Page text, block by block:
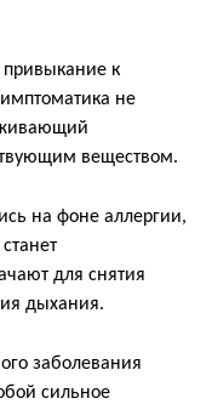
привыкание к
не
веществом.
на фоне аллергии,
для снятия
дыхания.
заболевания
сильное